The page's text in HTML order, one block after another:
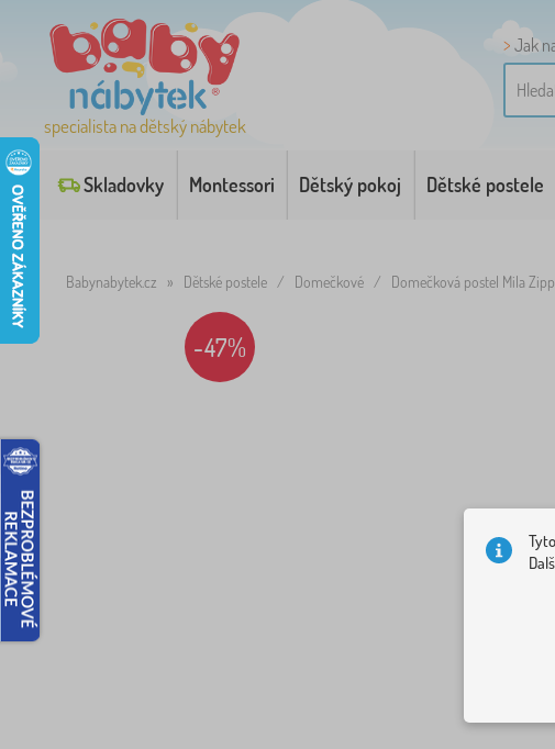
specialista na dětský nábytek
Jak
Skladovky Montessori Dětský pokoj Dětské postele
Babynabytek.cz » Dětské postele / Domečkové / Domečková postel Mila
-47%